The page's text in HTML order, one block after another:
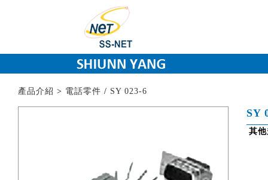
產品介紹 > 電話零件 / SY 023-6
SY
其